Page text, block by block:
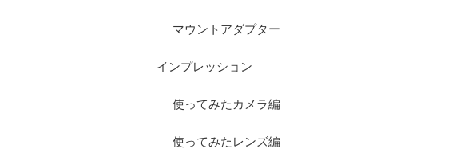
マウントアダプター
インプレッション
使ってみたカメラ編
使ってみたレンズ編